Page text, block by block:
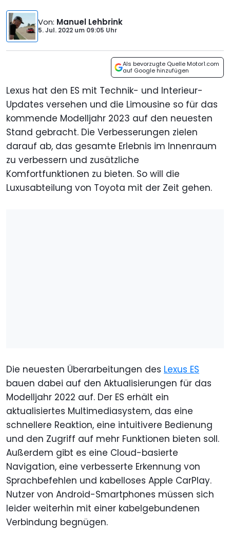
Von: Manuel Lehbrink
5. Jul. 2022 um 09:05 Uhr
Als bevorzugte Quelle Motor1.com
auf Google hinzufügen
Lexus hat den ES mit Technik- und Interieur-
Updates versehen und die Limousine so für das
kommende Modelljahr 2023 auf den neuesten
Stand gebracht. Die Verbesserungen zielen
darauf ab, das gesamte Erlebnis im Innenraum
zu verbessern und zusätzliche
Komfortfunktionen zu bieten. So will die
Luxusabteilung von Toyota mit der Zeit gehen.
Die neuesten Überarbeitungen des Lexus ES
bauen dabei auf den Aktualisierungen für das
Modelljahr 2022 auf. Der ES erhält ein
aktualisiertes Multimediasystem, das eine
schnellere Reaktion, eine intuitivere Bedienung
und den Zugriff auf mehr Funktionen bieten soll.
Außerdem gibt es eine Cloud-basierte
Navigation, eine verbesserte Erkennung von
Sprachbefehlen und kabelloses Apple CarPlay.
Nutzer von Android-Smartphones müssen sich
leider weiterhin mit einer kabelgebundenen
Verbindung begnügen.